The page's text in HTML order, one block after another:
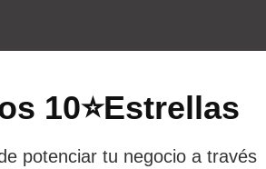
10⭐Estrellas
potenciar tu negocio a través